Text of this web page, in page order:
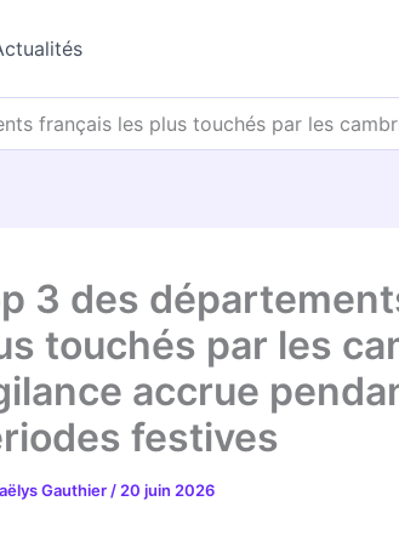
français les plus touchés par les
3 des
touchés par les
accrue
festives
Gauthier / 20 juin 2026